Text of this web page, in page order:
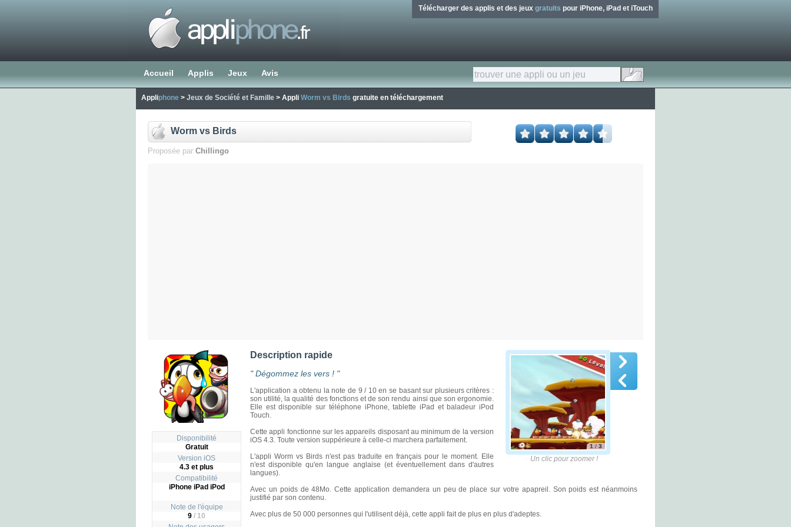
Télécharger des applis et des jeux gratuits pour iPhone, iPad et iTouch
Accueil Applis Jeux Avis
Appliphone > Jeux de Société et Famille > Appli Worm vs Birds gratuite en téléchargement
Worm vs Birds
Proposée par Chillingo
Disponibilité
Gratuit
Version iOS
4.3 et plus
Compatibilité
iPhone iPad iPod
Note de l'équipe
9 / 10
1 / 3
Un clic pour zoomer !
Description rapide
" Dégommez les vers ! "
L'application a obtenu la note de 9 / 10 en se basant sur plusieurs critères :
son utilité, la qualité des fonctions et de son rendu ainsi que son ergonomie.
Elle est disponible sur téléphone iPhone, tablette iPad et baladeur iPod
Touch.
Cette appli fonctionne sur les appareils disposant au minimum de la version
iOS 4.3. Toute version suppérieure à celle-ci marchera parfaitement.
L'appli Worm vs Birds n'est pas traduite en français pour le moment. Elle
n'est disponible qu'en langue anglaise (et éventuellement dans d'autres
langues).
Avec un poids de 48Mo. Cette application demandera un peu de place sur votre apapreil. Son poids est néanmoins
justifié par son contenu.
Avec plus de 50 000 personnes qui l'utilisent déjà, cette appli fait de plus en plus d'adeptes.